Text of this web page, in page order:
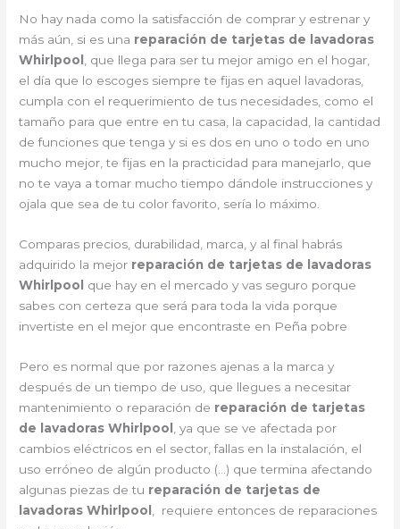
No hay nada como la satisfacción de comprar y estrenar y
más aún, si es una reparación de tarjetas de lavadoras
Whirlpool , que llega para ser tu mejor amigo en el hogar,
el día que lo escoges siempre te fijas en aquel lavadoras,
cumpla con el requerimiento de tus necesidades, como el
tamaño para que entre en tu casa, la capacidad, la cantidad
de funciones que tenga y si es dos en uno o todo en uno
mucho mejor, te fijas en la practicidad para manejarlo, que
no te vaya a tomar mucho tiempo dándole instrucciones y
ojala que sea de tu color favorito, sería lo máximo.
Comparas precios, durabilidad, marca, y al final habrás
adquirido la mejor reparación de tarjetas de lavadoras
Whirlpool
que hay en el mercado y vas seguro porque
sabes con certeza que será para toda la vida porque
invertiste en el mejor que encontraste en Peña pobre
Pero es normal que por razones ajenas a la marca y
después de un tiempo de uso, que llegues a necesitar
mantenimiento o reparación de reparación de tarjetas
de lavadoras Whirlpool
, ya que se ve afectada por
cambios eléctricos en el sector, fallas en la instalación, el
uso erróneo de algún producto (…) que termina afectando
algunas piezas de tu reparación de tarjetas de
lavadoras Whirlpool
, requiere entonces de reparaciones